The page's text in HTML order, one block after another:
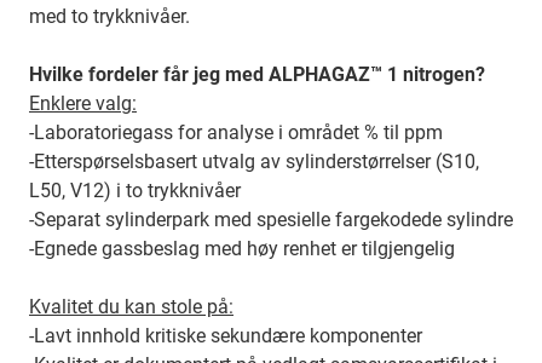
med to trykknivåer.
Hvilke fordeler får jeg med ALPHAGAZ™ 1 nitrogen?
Enklere valg:
-Laboratoriegass for analyse i området % til ppm
-Etterspørselsbasert utvalg av sylinderstørrelser (S10,
L50, V12) i to trykknivåer
-Separat sylinderpark med spesielle fargekodede sylindre
-Egnede gassbeslag med høy renhet er tilgjengelig
Kvalitet du kan stole på:
-Lavt innhold kritiske sekundære komponenter